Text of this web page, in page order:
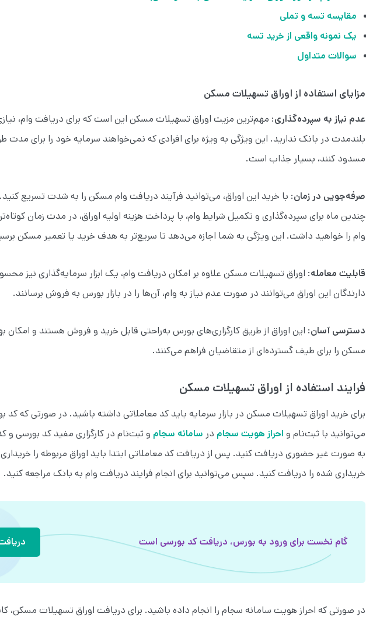
مقایسه تسه و تملی
یک نمونه واقعی از خرید تسه
سوالات متداول
مزایای استفاده از اوراق تسهیلات مسکن
عدم نیاز به سپرده‌گذاری: مهم‌ترین مزیت اوراق تسهیلات مسکن این است که برای دریافت وام،
بلندمدت در بانک ندارید. این ویژگی به ویژه برای افرادی که نمی‌خواهند سرمایه خود را برای مدت
مسدود کنند، بسیار جذاب است.
صرفه‌جویی در زمان: با خرید این اوراق، می‌توانید فرآیند دریافت وام مسکن را به شدت تسریع
چندین ماه برای سپرده‌گذاری و تکمیل شرایط وام، با پرداخت هزینه اولیه اوراق، در مدت زمان
وام را خواهید داشت. این ویژگی به شما اجازه می‌دهد تا سریع‌تر به هدف خرید یا تعمیر مسکن
قابلیت معامله: اوراق تسهیلات مسکن علاوه بر امکان دریافت وام، یک ابزار سرمایه‌گذاری نیز
دارندگان این اوراق می‌توانند در صورت عدم نیاز به وام، آن‌ها را در بازار بورس به فروش برسانند.
دسترسی آسان: این اوراق از طریق کارگزاری‌های بورس به‌راحتی قابل خرید و فروش هستند و امکان
مسکن را برای طیف گسترده‌ای از متقاضیان فراهم می‌کنند.
فرایند استفاده از اوراق تسهیلات مسکن
برای خرید اوراق تسهیلات مسکن در بازار سرمایه باید کد معاملاتی داشته باشید. در صورتی که کد
می‌توانید با ثبت‌نام و احراز هویت سجام در سامانه سجام و ثبت‌نام در کارگزاری مفید کد بورسی و
به صورت غیر حضوری دریافت کنید. پس از دریافت کد معاملاتی ابتدا باید اوراق مربوطه را خریداری
خریداری شده را دریافت کنید. سپس می‌توانید برای انجام فرایند دریافت وام به بانک مراجعه کنید.
گام نخست برای ورود به بورس، دریافت کد بورسی است
در صورتی که احراز هویت سامانه سجام را انجام داده باشید. برای دریافت اوراق تسهیلات مسکن،